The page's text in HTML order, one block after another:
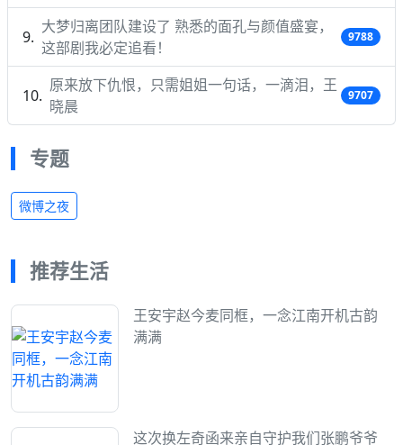
大梦归离团队建设了 熟悉的面孔与颜值盛宴，
这部剧我必定追看！
9788
原来放下仇恨，只需姐姐一句话，一滴泪，王
晓晨
9707
专题
微博之夜
推荐生活
王安宇赵今麦同框，一念江南开机古韵
满满
这次换左奇函来亲自守护我们张鹏爷爷